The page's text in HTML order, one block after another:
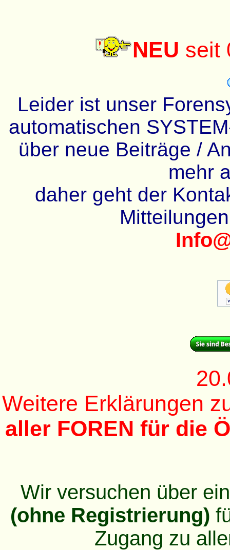
NEU seit
Leider ist unser
automatischen
über neue Beiträge /
mehr
daher geht der
Weitere Erklärungen
aller FOREN für die
Wir versuchen über
(ohne Registrierung)
Zugang zu